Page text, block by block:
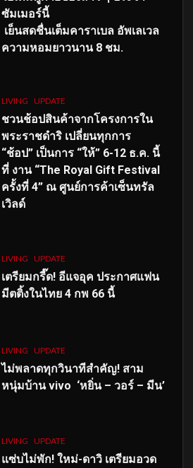
ซัมเมอร์นี้
เย็นสดชื่นเต็มคาราเบล อัพเลเวล
ความหอมยาวนาน 8 ชม.
LIVING UPDATE
ชวนช้อปสินค้าจากโครงการใน
พระราชดำริ เปลี่ยนทุกการ
“ช้อป” เป็นการ “ให้” 6-12 ธ.ค. นี้
ที่ งาน “The Royal Gift Festival
ครั้งที่ 4” ณ ศูนย์การค้าเซ็นทรัล
เวิลด์
LIVING UPDATE
เตรียมกรี๊ด! อีแจอุค ประกาศแฟน
มีตติ้งในไทย 4 กพ 66 นี้
LIVING UPDATE
ไม่พลาดทุกวินาทีสำคัญ! สาม
หนุ่มบ้าน vivo ‘หยิ่น – วอร์ – มีน’
LIVING UPDATE
แซ่บไม่พัก! ใหม่-ดาวิ เตรียมอวด